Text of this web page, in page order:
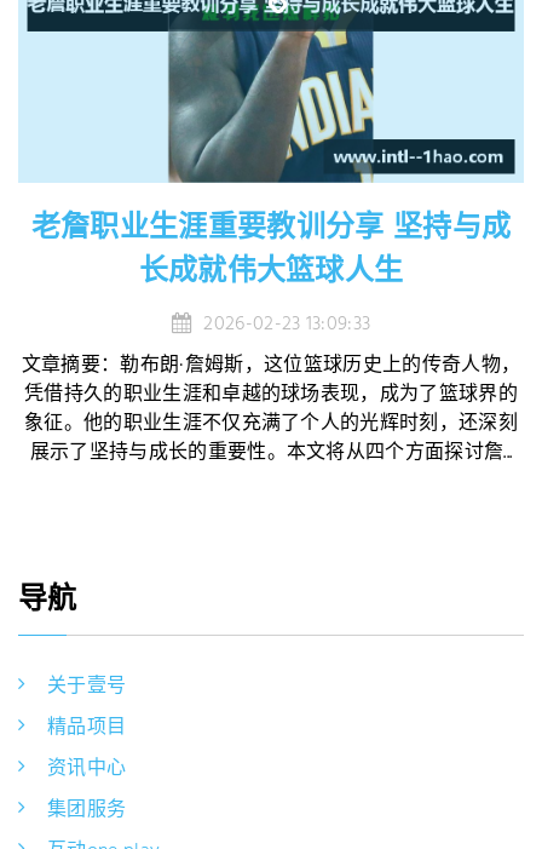
老詹职业生涯重要教训分享 坚持与成
长成就伟大篮球人生
2026-02-23 13:09:33
文章摘要：勒布朗·詹姆斯，这位篮球历史上的传奇人物，
凭借持久的职业生涯和卓越的球场表现，成为了篮球界的
象征。他的职业生涯不仅充满了个人的光辉时刻，还深刻
展示了坚持与成长的重要性。本文将从四个方面探讨詹...
导航
关于壹号
精品项目
资讯中心
集团服务